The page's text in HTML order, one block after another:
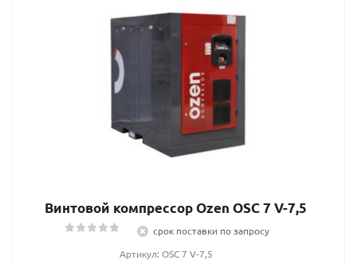
Винтовой компрессор Ozen OSC 7 V-7,5
срок поставки по запросу
Артикул: OSC 7 V-7,5